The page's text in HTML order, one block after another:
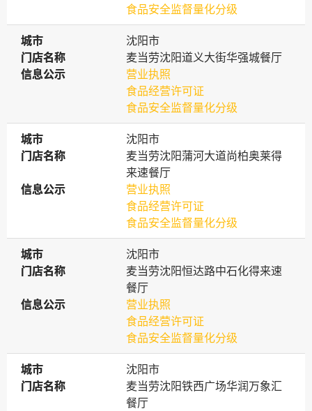
食品安全监督量化分级
城市
城市
沈阳市
门店名称
门店名称
麦当劳沈阳道义大街华强城餐厅
信息公示
信息公示
营业执照
食品经营许可证
食品安全监督量化分级
城市
城市
沈阳市
门店名称
门店名称
麦当劳沈阳蒲河大道尚柏奥莱得
来速餐厅
信息公示
信息公示
营业执照
食品经营许可证
食品安全监督量化分级
城市
城市
沈阳市
门店名称
门店名称
麦当劳沈阳恒达路中石化得来速
餐厅
信息公示
信息公示
营业执照
食品经营许可证
食品安全监督量化分级
城市
城市
沈阳市
门店名称
门店名称
麦当劳沈阳铁西广场华润万象汇
餐厅